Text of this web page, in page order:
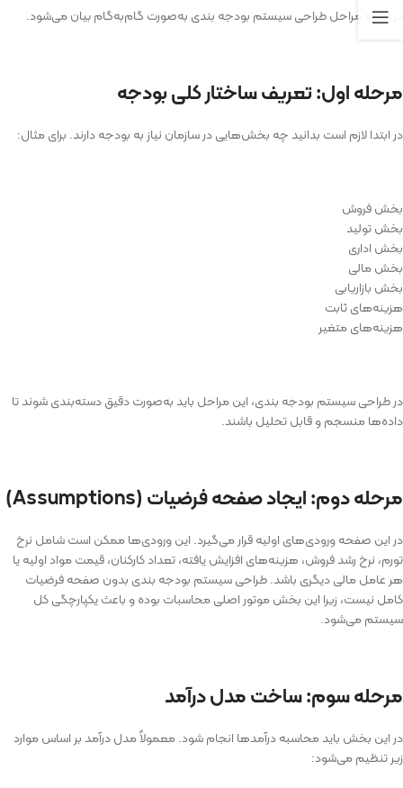
در ادامه مراحل طراحی سیستم بودجه بندی به‌صورت گام‌به‌گام بیان می‌شود.
مرحله اول: تعریف ساختار کلی بودجه
در ابتدا لازم است بدانید چه بخش‌هایی در سازمان نیاز به بودجه دارند. برای مثال:
بخش فروش
بخش تولید
بخش اداری
بخش مالی
بخش بازاریابی
هزینه‌های ثابت
هزینه‌های متغیر
در طراحی سیستم بودجه بندی، این مراحل باید به‌صورت دقیق دسته‌بندی شوند تا
داده‌ها منسجم و قابل تحلیل باشند.
مرحله دوم: ایجاد صفحه فرضیات (Assumptions)
در این صفحه ورودی‌های اولیه قرار می‌گیرد. این ورودی‌ها ممکن است شامل نرخ
تورم، نرخ رشد فروش، هزینه‌های افزایش یافته، تعداد کارکنان، قیمت مواد اولیه یا
هر عامل مالی دیگری باشد. طراحی سیستم بودجه بندی بدون صفحه فرضیات
کامل نیست، زیرا این بخش موتور اصلی محاسبات بوده و باعث یکپارچگی کل
سیستم می‌شود.
مرحله سوم: ساخت مدل درآمد
در این بخش باید محاسبه درآمدها انجام شود. معمولاً مدل درآمد بر اساس موارد
زیر تنظیم می‌شود: